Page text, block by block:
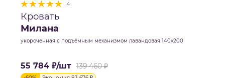
4
Кровать
Милана
укороченная с подъёмным механизмом лавандовая 140х200
55 784 ₽/шт 139 460₽